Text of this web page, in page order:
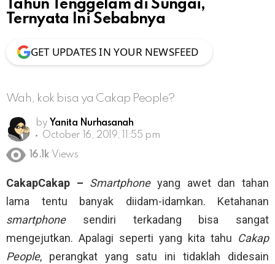
Tahun Tenggelam di Sungai,
Ternyata Ini Sebabnya
GET UPDATES IN YOUR NEWSFEED
Wah, kok bisa ya Cakap People?
by Yanita Nurhasanah
October 16, 2019, 11:55 pm
16.1k Views
CakapCakap – Smartphoneyang awet dan tahan
lama tentu banyak diidam-idamkan. Ketahanan
smartphonesendiri terkadang bisa sangat
mengejutkan. Apalagi seperti yang kita tahu Cakap
People, perangkat yang satu ini tidaklah didesain